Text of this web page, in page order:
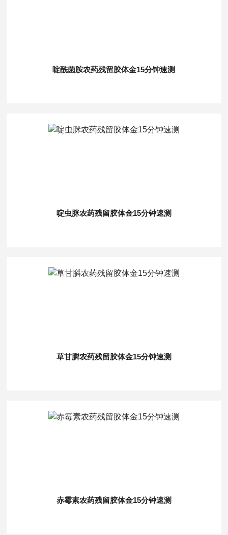
啶酰菌胺农药残留胶体金15分钟速测
啶虫脒农药残留胶体金15分钟速测
草甘膦农药残留胶体金15分钟速测
赤霉素农药残留胶体金15分钟速测